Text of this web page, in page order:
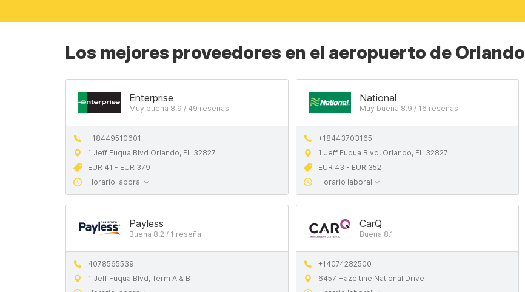
Los mejores proveedores en el aeropuerto de Orlando
Enterprise
Muy buena 8.9 / 49 reseñas
+18449510601
1 Jeff Fuqua Blvd Orlando, FL 32827
EUR 41 - EUR 379
Horario laboral
National
Muy buena 8.9 / 16 reseñas
+18443703165
1 Jeff Fuqua Blvd, Orlando, FL 32827
EUR 43 - EUR 352
Horario laboral
Payless
Buena 8.2 / 1 reseña
4078565539
1 Jeff Fuqua Blvd, Term A & B
CarQ
Buena 8.1
+14074282500
6457 Hazeltine National Drive